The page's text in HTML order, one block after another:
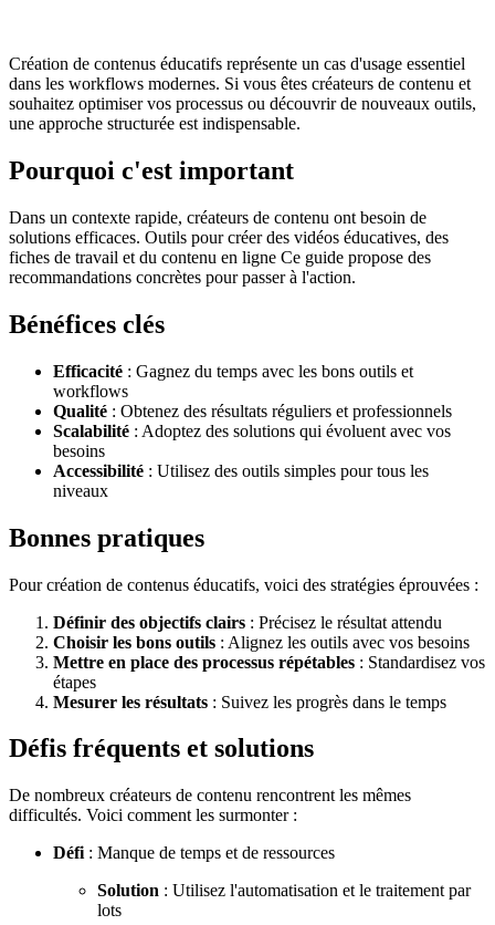
Création de contenus éducatifs représente un cas d'usage essentiel
dans les workflows modernes. Si vous êtes créateurs de contenu et
souhaitez optimiser vos processus ou découvrir de nouveaux outils,
une approche structurée est indispensable.
Pourquoi c'est important
Dans un contexte rapide, créateurs de contenu ont besoin de
solutions efficaces. Outils pour créer des vidéos éducatives, des
fiches de travail et du contenu en ligne Ce guide propose des
recommandations concrètes pour passer à l'action.
Bénéfices clés
Efficacité : Gagnez du temps avec les bons outils et
workflows
Qualité : Obtenez des résultats réguliers et professionnels
Scalabilité : Adoptez des solutions qui évoluent avec vos
besoins
Accessibilité : Utilisez des outils simples pour tous les
niveaux
Bonnes pratiques
Pour création de contenus éducatifs, voici des stratégies éprouvées :
Définir des objectifs clairs : Précisez le résultat attendu
Choisir les bons outils : Alignez les outils avec vos besoins
Mettre en place des processus répétables : Standardisez vos
étapes
Mesurer les résultats : Suivez les progrès dans le temps
Défis fréquents et solutions
De nombreux créateurs de contenu rencontrent les mêmes
difficultés. Voici comment les surmonter :
Défi : Manque de temps et de ressources
Solution : Utilisez l'automatisation et le traitement par
lots